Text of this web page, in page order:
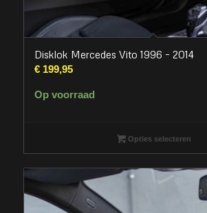
Disklok Mercedes Vito 1996 – 2014
€199,95
Op voorraad
Opties selecteren